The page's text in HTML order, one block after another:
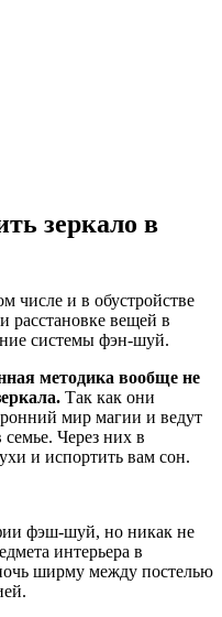
зеркало в
числе и в обустройстве
вещей в
системы фэн-шуй.
методика вообще не
Так как они
мир магии и ведут
Через них в
и испортить вам сон.
фэш-шуй, но никак не
интерьера в
ширму между постелью